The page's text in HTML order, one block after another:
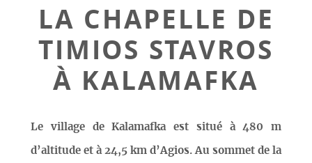
LA CHAPELLE DE
TIMIOS STAVROS
À KALAMAFKA
Le village de Kalamafka est situé à 480 m
d’altitude et à 24,5 km d’Agios. Au sommet de la